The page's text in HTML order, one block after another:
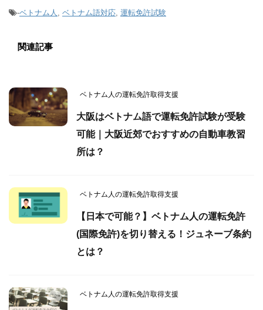
-ベトナム人 ベトナム語対応 運転免許試験
関連記事
ベトナム人の運転免許取得支援
大阪はベトナム語で運転免許試験が受験
可能｜大阪近郊でおすすめの自動車教習
所は？
ベトナム人の運転免許取得支援
【日本で可能？】ベトナム人の運転免許
(国際免許)を切り替える！ジュネーブ条約
とは？
ベトナム人の運転免許取得支援